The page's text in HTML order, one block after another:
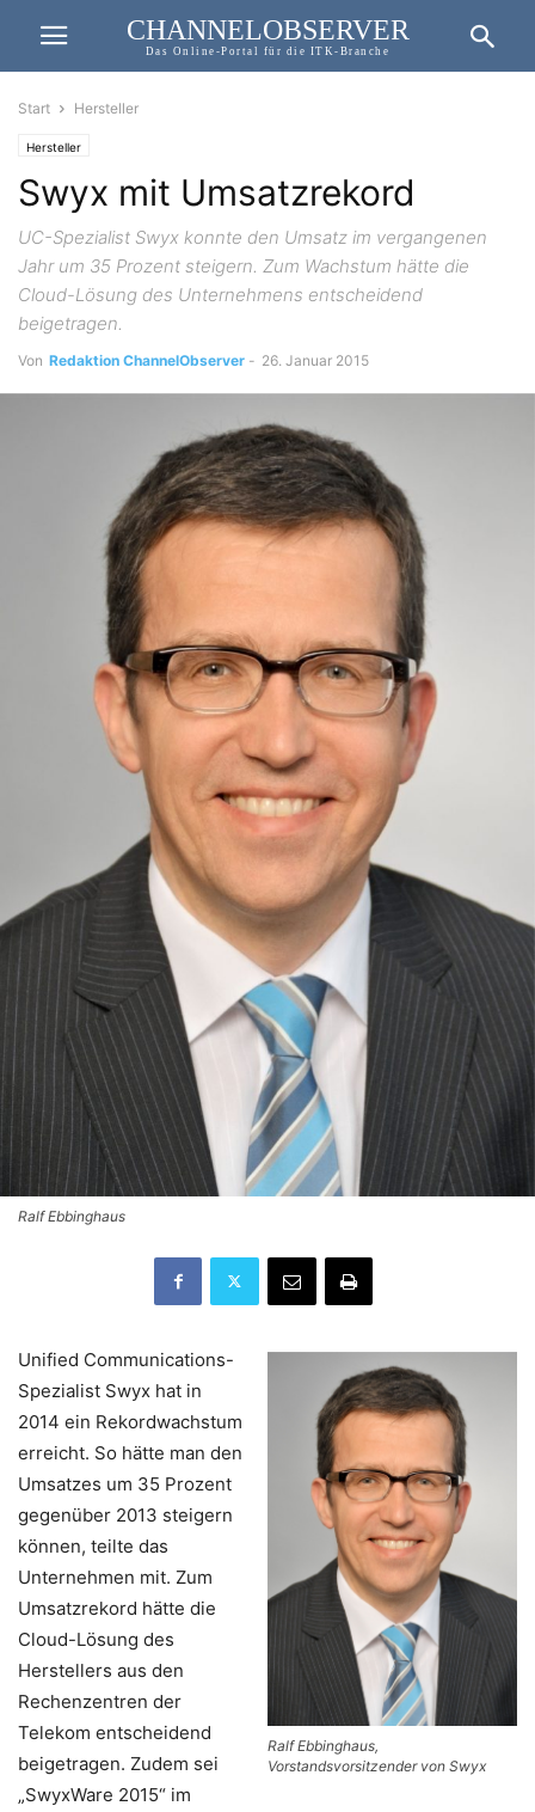
CHANNELOBSERVER
Das Online-Portal für die ITK-Branche
Start Hersteller
Hersteller
Swyx mit Umsatzrekord
UC-Spezialist Swyx konnte den Umsatz im vergangenen
Jahr um 35 Prozent steigern. Zum Wachstum hätte die
Cloud-Lösung des Unternehmens entscheidend
beigetragen.
Von Redaktion ChannelObserver - 26. Januar 2015
Ralf Ebbinghaus
Ralf Ebbinghaus,
Vorstandsvorsitzender von Swyx
Unified Communications-
Spezialist Swyx hat in
2014 ein Rekordwachstum
erreicht. So hätte man den
Umsatzes um 35 Prozent
gegenüber 2013 steigern
können, teilte das
Unternehmen mit. Zum
Umsatzrekord hätte die
Cloud-Lösung des
Herstellers aus den
Rechenzentren der
Telekom entscheidend
beigetragen. Zudem sei
„SwyxWare 2015“ im